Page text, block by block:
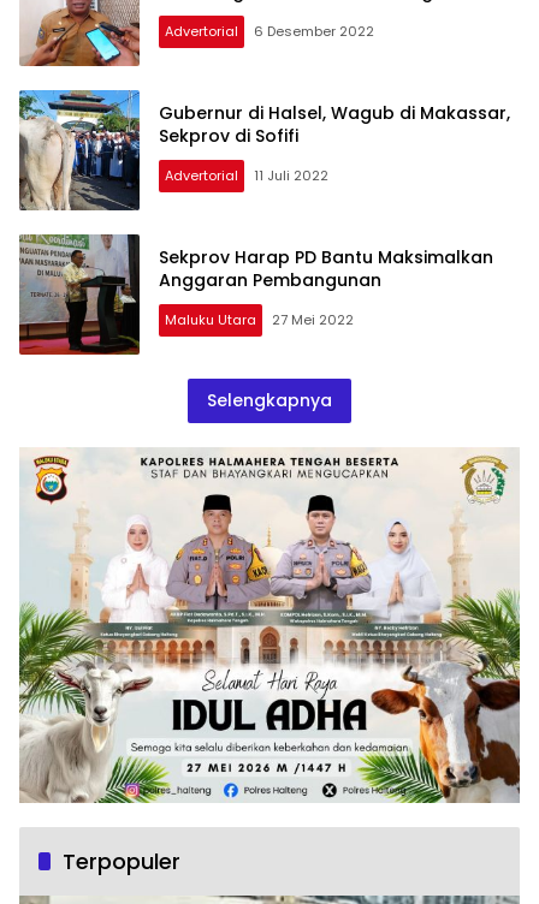
Advertorial 6 Desember 2022
Gubernur di Halsel, Wagub di Makassar,
Sekprov di Sofifi
Advertorial 11 Juli 2022
Sekprov Harap PD Bantu Maksimalkan
Anggaran Pembangunan
Maluku Utara 27 Mei 2022
Selengkapnya
Terpopuler